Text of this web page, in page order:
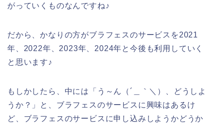
がっていくものなんですね♪
だから、かなりの方がブラフェスのサービスを2021
年、2022年、2023年、2024年と今後も利用していく
と思います♪
もしかしたら、中には「う～ん（´＿｀＼）、どうしよ
うか？」と、ブラフェスのサービスに興味はあるけ
ど、ブラフェスのサービスに申し込みしようかどうか